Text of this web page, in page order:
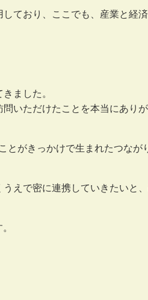
ており、ここでも、産業と経
ました。
いただけたことを本当にありが
がきっかけで生まれたつなが
えで密に連携していきたいと